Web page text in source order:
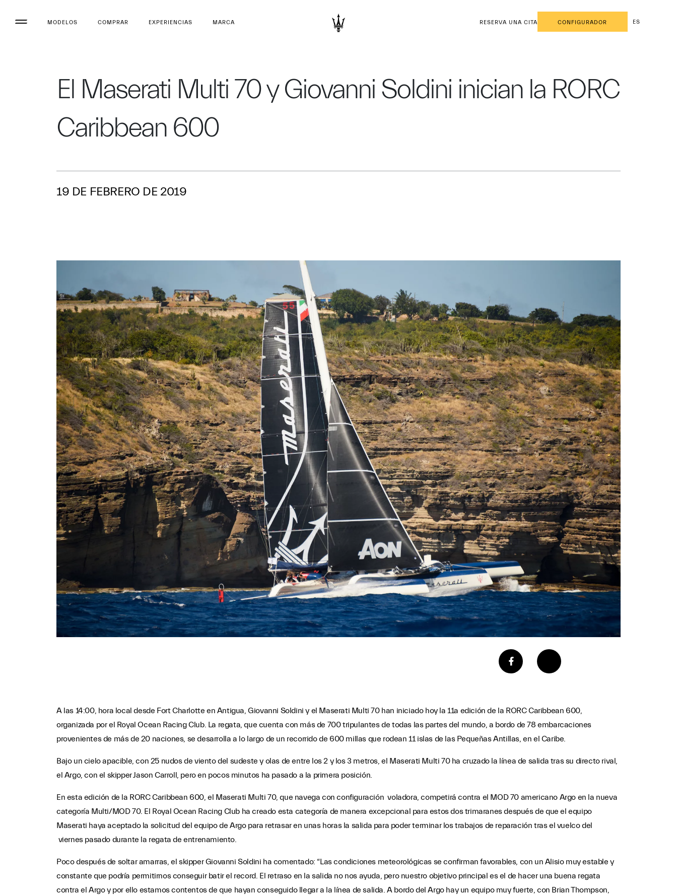
MODELOS COMPRAR EXPERIENCIAS MARCA RESERVA UNA CITA CONFIGURADOR ES
El Maserati Multi 70 y Giovanni Soldini inician la RORC
Caribbean 600
19 DE FEBRERO DE 2019
A las 14:00, hora local desde Fort Charlotte en Antigua, Giovanni Soldini y el Maserati Multi 70 han iniciado hoy la 11a edición de la RORC Caribbean 600,
organizada por el Royal Ocean Racing Club. La regata, que cuenta con más de 700 tripulantes de todas las partes del mundo, a bordo de 78 embarcaciones
provenientes de más de 20 naciones, se desarrolla a lo largo de un recorrido de 600 millas que rodean 11 islas de las Pequeñas Antillas, en el Caribe.
Bajo un cielo apacible, con 25 nudos de viento del sudeste y olas de entre los 2 y los 3 metros, el Maserati Multi 70 ha cruzado la línea de salida tras su directo rival,
el Argo, con el skipper Jason Carroll, pero en pocos minutos ha pasado a la primera posición.
En esta edición de la RORC Caribbean 600, el Maserati Multi 70, que navega con configuración voladora, competirá contra el MOD 70 americano Argo en la nueva
categoría Multi/MOD 70. El Royal Ocean Racing Club ha creado esta categoría de manera excepcional para estos dos trimaranes después de que el equipo
Maserati haya aceptado la solicitud del equipo de Argo para retrasar en unas horas la salida para poder terminar los trabajos de reparación tras el vuelco del
viernes pasado durante la regata de entrenamiento.
Poco después de soltar amarras, el skipper Giovanni Soldini ha comentado: “Las condiciones meteorológicas se confirman favorables, con un Alisio muy estable y
constante que podría permitirnos conseguir batir el record. El retraso en la salida no nos ayuda, pero nuestro objetivo principal es el de hacer una buena regata
contra el Argo y por ello estamos contentos de que hayan conseguido llegar a la línea de salida. A bordo del Argo hay un equipo muy fuerte, con Brian Thompson,